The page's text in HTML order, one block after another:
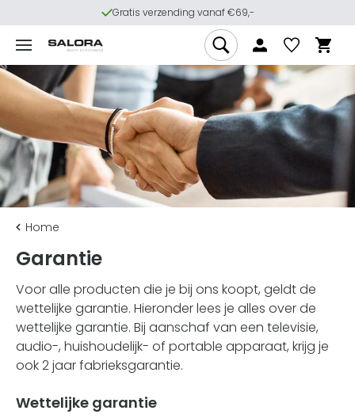
Gratis verzending vanaf €69,-
Home
Garantie
Voor alle producten die je bij ons koopt, geldt de
wettelijke garantie. Hieronder lees je alles over de
wettelijke garantie. Bij aanschaf van een televisie,
audio-, huishoudelijk- of portable apparaat, krijg je
ook 2 jaar fabrieksgarantie.
Wettelijke garantie